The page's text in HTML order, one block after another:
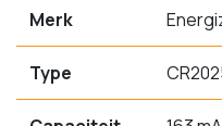
Merk
Type